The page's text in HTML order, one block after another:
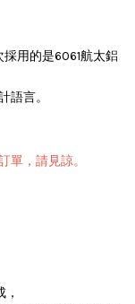
用的是6061航太鋁
語言。
單，請見諒。